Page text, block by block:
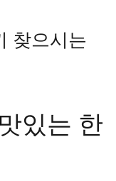
찾으시는
있는 한